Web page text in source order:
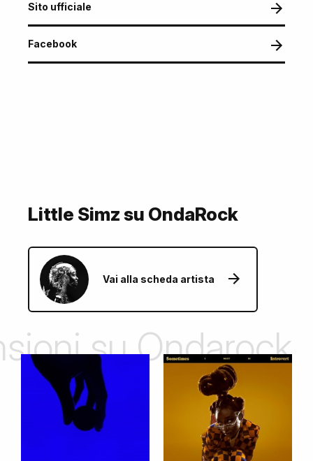
Sito ufficiale
Facebook
Little Simz su OndaRock
Vai alla scheda artista
su Ondarock